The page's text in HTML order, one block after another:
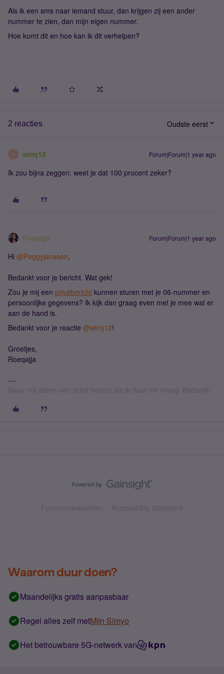
Als ik een sms naar iemand stuur, dan krijgen zij een ander
nummer te zien, dan mijn eigen nummer.
Hoe komt dit en hoe kan ik dit verhelpen?
2 reacties Oudste eerst
W wimj12 Forum|Forum|1 year ago
Ik zou bijna zeggen: weet je dat 100 procent zeker?
Roeqajja Forum|Forum|1 year ago
Hi ​ @Peggyjanssen,
Bedankt voor je bericht. Wat gek!
Zou je mij een privébericht kunnen sturen met je 06-nummer en
persoonlijke gegevens? Ik kijk dan graag even met je mee wat er
aan de hand is.
Bedankt voor je reactie ​ @wimj12!
Groetjes,
Roeqajja
Stuur mij alleen een privé bericht als ik daar om vraag. Bedankt!
Forumvoorwaarden Accessibility statement
Waarom duur doen?
Maandelijks gratis aanpasbaar
Regel alles zelf metMijn Simyo
Het betrouwbare 5G-netwerk van